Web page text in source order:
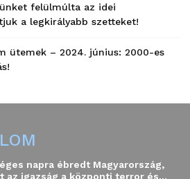
felülmúlta az idei
a legkirályabb szetteket!
ütemek – 2024. június: 2000-es
napra ébredt Magyarország,
az igazság a központi terror és...